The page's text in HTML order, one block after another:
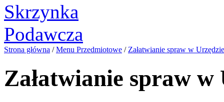
Strona główna /Menu Przedmiotowe / Załatwianie spraw w Urzędzie
Załatwianie spraw w